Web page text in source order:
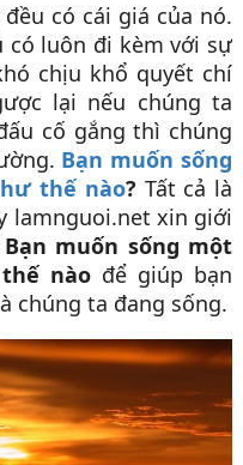
có cái giá của nó.
có luôn đi kèm với sự
chịu khổ quyết chí
lại nếu chúng ta
cố gắng thì chúng
Bạn muốn sống
thế nào? Tất cả là
lamnguoi.net xin giới
Bạn muốn sống một
nàođể giúp bạn
chúng ta đang sống.